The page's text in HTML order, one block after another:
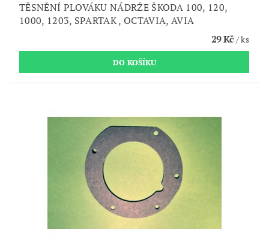
TĚSNĚNÍ PLOVÁKU NÁDRŽE ŠKODA 100, 120,
1000, 1203, SPARTAK , OCTAVIA, AVIA
29 Kč/ ks